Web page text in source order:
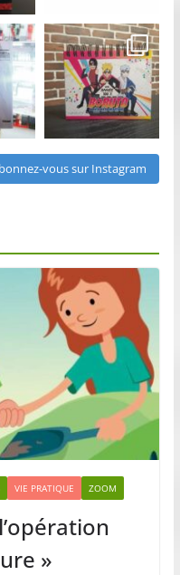
vous sur Instagram
VIE PRATIQUE ZOOM
»